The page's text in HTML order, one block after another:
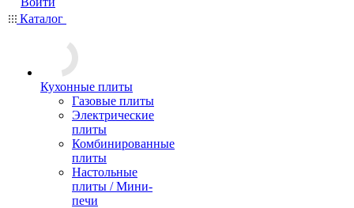
Каталог
Кухонные плиты
Газовые плиты
Электрические
плиты
Комбинированные
плиты
Настольные
плиты / Мини-
печи